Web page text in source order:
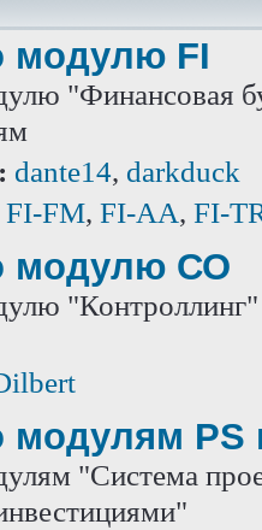
модулю FI
"Финансовая
dante14, darkduck
FI-FM, FI-AA, FI-
модулю СО
"Контроллинг"
PS
"Система